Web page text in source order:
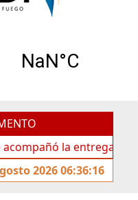
la entrega de nueva
2026 06:36:16